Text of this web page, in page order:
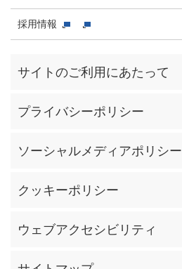
採用情報
サイトのご利用にあたって
プライバシーポリシー
ソーシャルメディアポリシー
クッキーポリシー
ウェブアクセシビリティ